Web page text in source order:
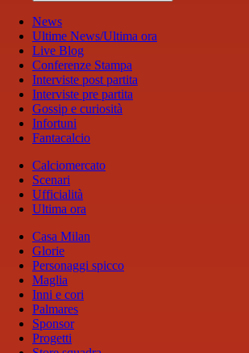
News
Ultime News/Ultima ora
Live Blog
Conferenze Stampa
Interviste post partita
Interviste pre partita
Gossip e curiosità
Infortuni
Fantacalcio
Calciomercato
Scenari
Ufficialità
Ultima ora
Casa Milan
Glorie
Personaggi spicco
Maglia
Inni e cori
Palmares
Sponsor
Progetti